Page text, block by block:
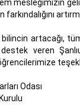
mesleğimizin
farkındalığını
artacağı,
veren
Odası